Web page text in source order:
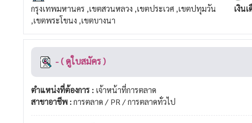
กรุงเทพมหานคร ,เขตสวนหลวง ,เขตประเวศ ,เขตปทุมวัน
,เขตพระโขนง ,เขตบางนา
เงิน
- ( ดูใบสมัคร )
ตำแหน่งที่ต้องการ : เจ้าหน้าที่การตลาด
สาขาอาชีพ :การตลาด / PR / การตลาดทั่วไป